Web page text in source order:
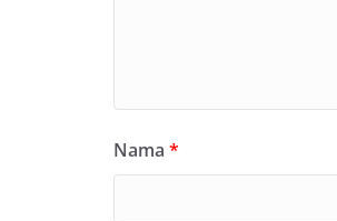
Nama *